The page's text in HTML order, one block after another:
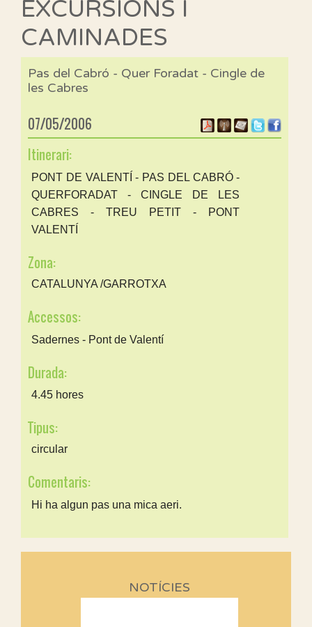
EXCURSIONS I
CAMINADES
Pas del Cabró - Quer Foradat - Cingle de
les Cabres
07/05/2006
Itinerari:
PONT DE VALENTÍ - PAS DEL CABRÓ -
QUERFORADAT - CINGLE DE LES
CABRES - TREU PETIT - PONT
VALENTÍ
Zona:
CATALUNYA /GARROTXA
Accessos:
Sadernes - Pont de Valentí
Durada:
4.45 hores
Tipus:
circular
Comentaris:
Hi ha algun pas una mica aeri.
NOTÍCIES